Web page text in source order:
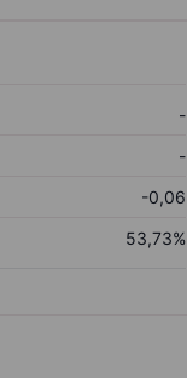
-
-
-0,06
53,73%